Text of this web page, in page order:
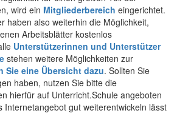
wird ein Mitgliederbereich eingerichtet.
haben also weiterhin die Möglichkeit,
Arbeitsblätter kostenlos
Unterstützerinnen und Unterstützer
stehen weitere Möglichkeiten zur
Sie eine Übersicht dazu. Sollten Sie
haben, nutzen Sie bitte die
hierfür auf Unterricht.Schule angeboten
Internetangebot gut weiterentwickeln lässt